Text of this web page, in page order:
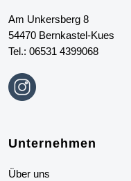
Am Unkersberg 8
54470 Bernkastel-Kues
Tel.: 06531 4399068
Unternehmen
Über uns